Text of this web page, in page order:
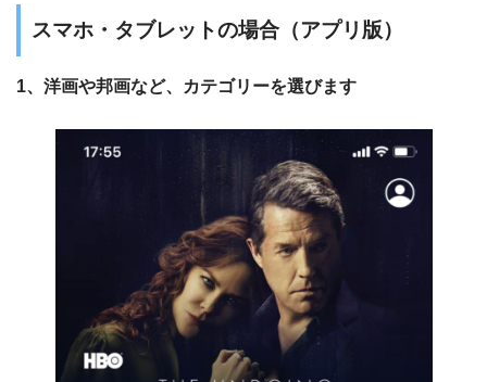
スマホ・タブレットの場合（アプリ版）
1、洋画や邦画など、カテゴリーを選びます